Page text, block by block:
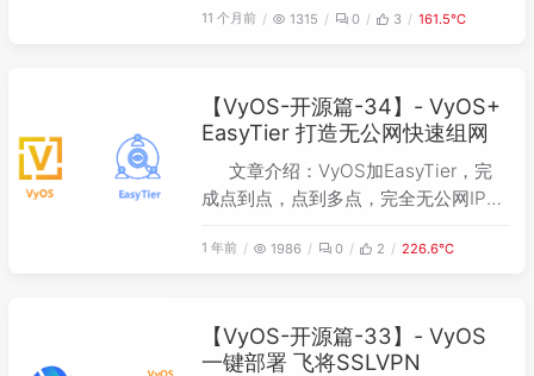
11 个月前 1315 0 3 161.5℃
【VyOS-开源篇-34】- VyOS+
EasyTier 打造无公网快速组网
文章介绍：VyOS加EasyTier，完
成点到点，点到多点，完全无公网IP实
1 年前 1986 0 2 226.6℃
【VyOS-开源篇-33】- VyOS
一键部署 飞将SSLVPN